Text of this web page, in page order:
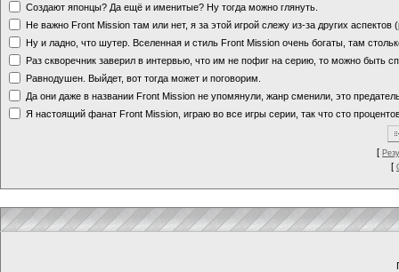
Создают японцы? Да ещё и именитые? Ну тогда можно глянуть.
Не важно Front Mission там или нет, я за этой игрой слежу из-за других аспектов
Ну и ладно, что шутер. Вселенная и стиль Front Mission очень богаты, там
Раз скворечник заверил в интервью, что им не пофиг на серию, то можно быть
Равнодушен. Выйдет, вот тогда может и поговорим.
Да они даже в названии Front Mission не упомянули, жанр сменили, это
Я настоящий фанат Front Mission, играю во все игры серии, так что сто
[
[